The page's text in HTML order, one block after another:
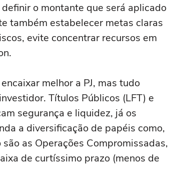
o montante que será aplicado
também estabelecer metas claras
evite concentrar recursos em
melhor a PJ, mas tudo
Títulos Públicos (LFT) e
segurança e liquidez, já os
a diversificação de papéis como,
as Operações Compromissadas,
de curtíssimo prazo (menos de